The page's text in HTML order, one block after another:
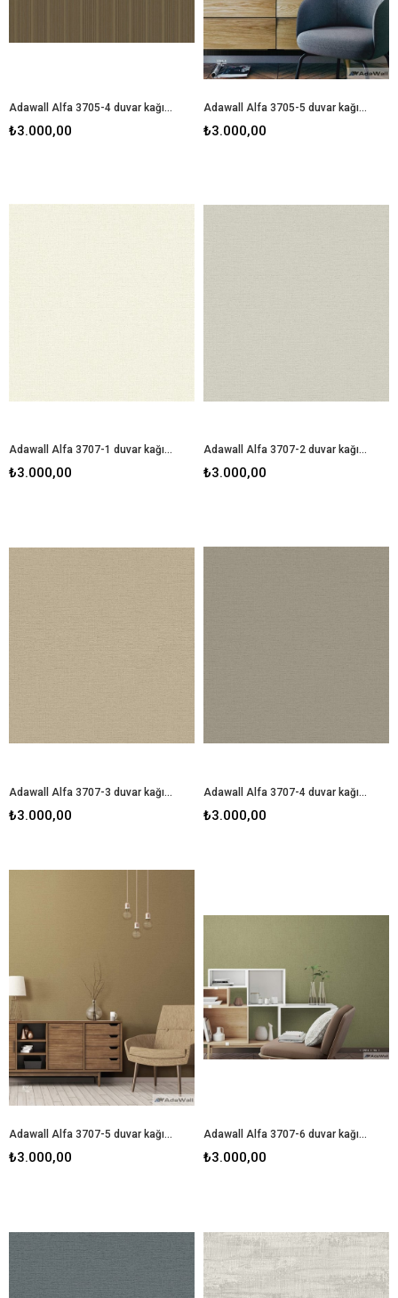
Adawall Alfa 3705-4 duvar kağıdı
₺3.000,00
Adawall Alfa 3705-5 duvar kağıdı
₺3.000,00
Adawall Alfa 3707-1 duvar kağıdı
₺3.000,00
Adawall Alfa 3707-2 duvar kağıdı
₺3.000,00
Adawall Alfa 3707-3 duvar kağıdı
₺3.000,00
Adawall Alfa 3707-4 duvar kağıdı
₺3.000,00
Adawall Alfa 3707-5 duvar kağıdı
₺3.000,00
Adawall Alfa 3707-6 duvar kağıdı
₺3.000,00